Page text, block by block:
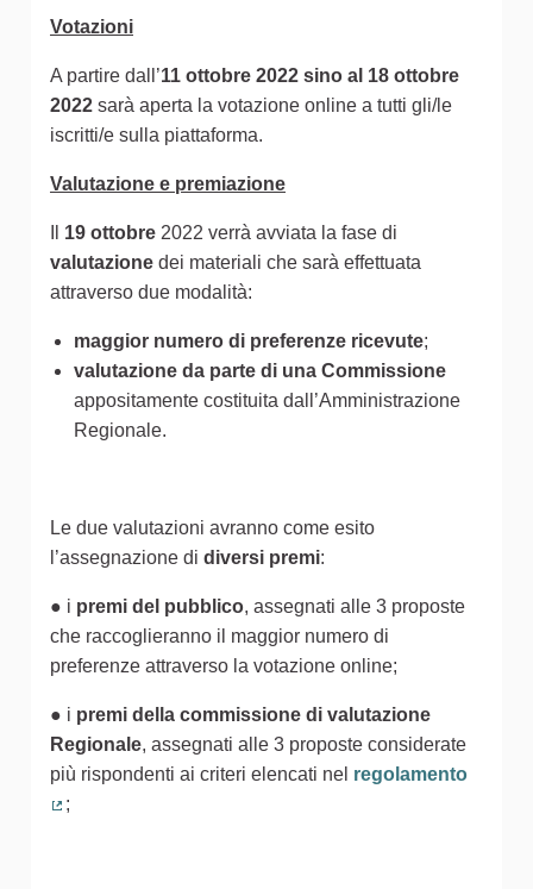
Votazioni
A partire dall’11 ottobre 2022 sino al 18 ottobre
2022 sarà aperta la votazione online a tutti gli/le
iscritti/e sulla piattaforma.
Valutazione e premiazione
19 ottobre 2022 verrà avviata la fase di
valutazione dei materiali che sarà effettuata
attraverso due modalità:
maggior numero di preferenze ricevute;
valutazione da parte di una Commissione
appositamente costituita dall’Amministrazione
Regionale.
Le due valutazioni avranno come esito
l’assegnazione di diversi premi:
● i premi del pubblico, assegnati alle 3 proposte
che raccoglieranno il maggior numero di
preferenze attraverso la votazione online;
● i premi della commissione di valutazione
Regionale, assegnati alle 3 proposte considerate
più rispondenti ai criteri elencati nel regolamento
;